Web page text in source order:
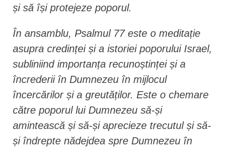
și să își protejeze poporul.
În ansamblu, Psalmul 77 este o meditație
asupra credinței și a istoriei poporului Israel,
subliniind importanța recunoștinței și a
încrederii în Dumnezeu în mijlocul
încercărilor și a greutăților. Este o chemare
către poporul lui Dumnezeu să-și
amintească și să-și aprecieze trecutul și să-
și îndrepte nădejdea spre Dumnezeu în